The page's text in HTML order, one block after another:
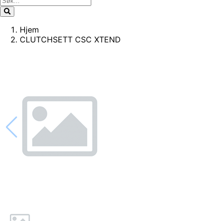
Hjem
CLUTCHSETT CSC XTEND